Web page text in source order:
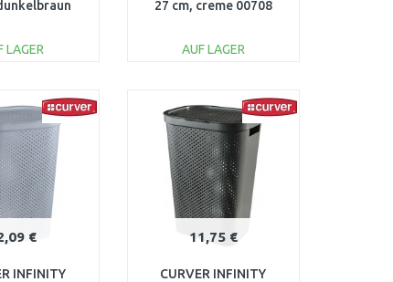
LAGER
27 cm, creme 00708
AUF LAGER
Vergleichen
€
INFINITY
11,75 €
CURVER INFINITY